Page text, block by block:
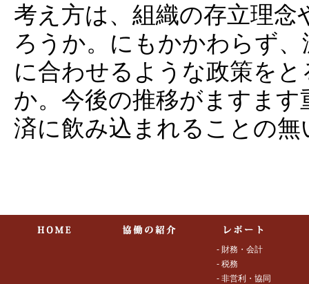
考え方は、組織の存立理
ろうか。にもかかわらず
に合わせるような政策を
か。今後の推移がますま
済に飲み込まれることの
- 財務・会計
- 税務
- 非営利・協同